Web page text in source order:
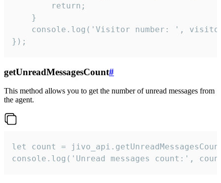
        return;
    }
console.log('Visitor number: ',
});
getUnreadMessagesCount#
This method allows you to get the number of unread messages from
the agent.
let count =
console.log('Unread messages count:',